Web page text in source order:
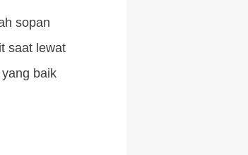
sopan
saat lewat
baik